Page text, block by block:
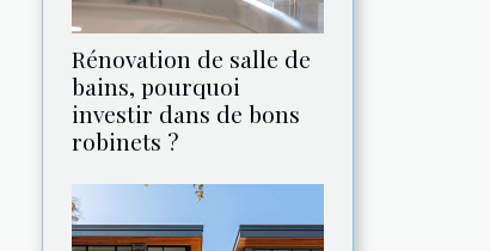
Rénovation de salle de
bains, pourquoi
investir dans de bons
robinets ?